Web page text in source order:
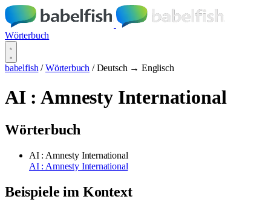
Wörterbuch
babelfish / Wörterbuch / Deutsch → Englisch
AI : Amnesty International
Wörterbuch
AI : Amnesty International
AI : Amnesty International
Beispiele im Kontext